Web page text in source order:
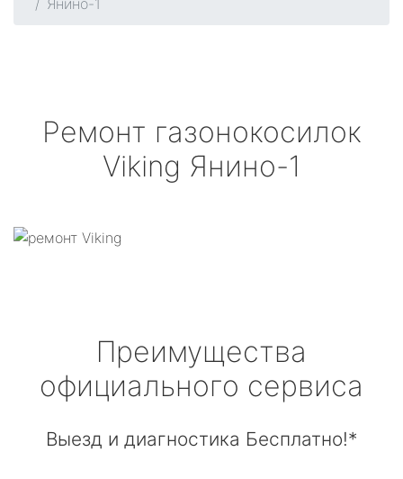
Янино-1
Ремонт газонокосилок
Viking Янино-1
Преимущества
официального сервиса
Выезд и диагностика Бесплатно!*